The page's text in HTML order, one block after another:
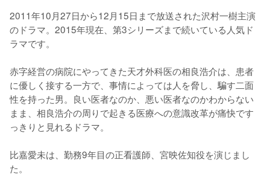
2011年10月27日から12月15日まで放送された沢村一樹主演
のドラマ。2015年現在、第3シリーズまで続いている人気ド
ラマです。
赤字経営の病院にやってきた天才外科医の相良浩介は、患者
に優しく接する一方で、事情によっては人を脅し、騙す二面
性を持った男。良い医者なのか、悪い医者なのかわからない
まま、相良浩介の周りで起きる医療への意識改革が痛快です
っきりと見れるドラマ。
比嘉愛未は、勤務9年目の正看護師、宮映佐知役を演じまし
た。